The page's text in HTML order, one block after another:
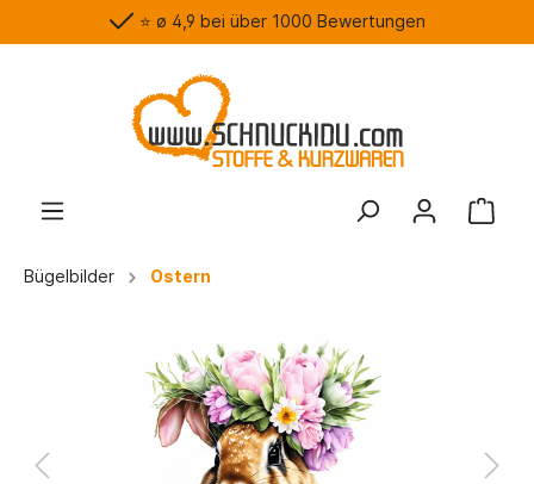
⭐️ ø 4,9 bei über 1000 Bewertungen
Bügelbilder Ostern